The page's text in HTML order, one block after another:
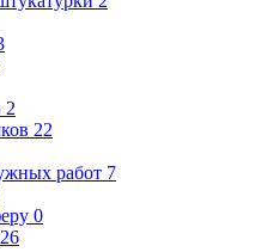
2
22
работ 7
0
26